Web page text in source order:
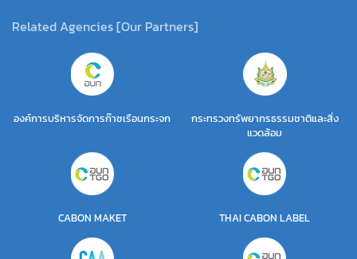
Related Agencies [Our Partners]
องค์การบริหารจัดการก๊าซเรือนกระจก
กระทรวงทรัพยากรธรรมชาติและสิ่ง
แวดล้อม
CABON MAKET THAI CABON LABEL